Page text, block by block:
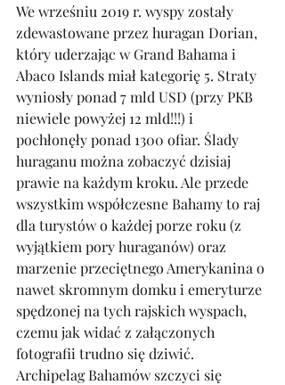
We wrześniu 2019 r. wyspy zostały
zdewastowane przez huragan Dorian,
który uderzając w Grand Bahama i
Abaco Islands miał kategorię 5. Straty
wyniosły ponad 7 mld USD (przy PKB
niewiele powyżej 12 mld!!!) i
pochłonęły ponad 1300 ofiar. Ślady
huraganu można zobaczyć dzisiaj
prawie na każdym kroku. Ale przede
wszystkim współczesne Bahamy to raj
dla turystów o każdej porze roku (z
wyjątkiem pory huraganów) oraz
marzenie przeciętnego Amerykanina o
nawet skromnym domku i emeryturze
spędzonej na tych rajskich wyspach,
czemu jak widać z załączonych
fotografii trudno się dziwić.
Archipelag Bahamów szczyci się